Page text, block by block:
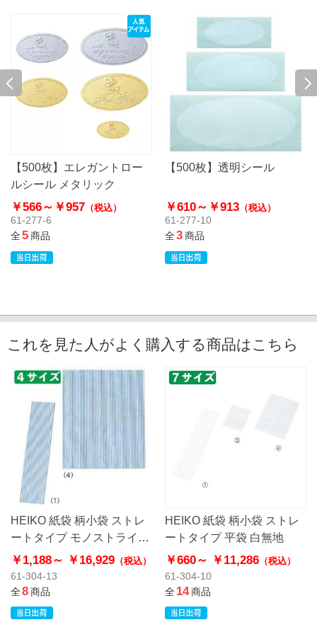
【500枚】エレガントロー
ルシール メタリック
￥566～ ￥957 （税込）
61-277-6
全5商品
【500枚】透明シール
￥610～ ￥913 （税込）
61-277-10
全3商品
これを見た人がよく購入する商品はこちら
HEIKO 紙袋 柄小袋 ストレ
ートタイプ モノストライプ
ブルー 青 平袋
￥1,188～ ￥16,929 （税込）
61-304-13
全8商品
HEIKO 紙袋 柄小袋 ストレ
ートタイプ 平袋 白無地
￥660～ ￥11,286（税込）
61-304-10
全14商品